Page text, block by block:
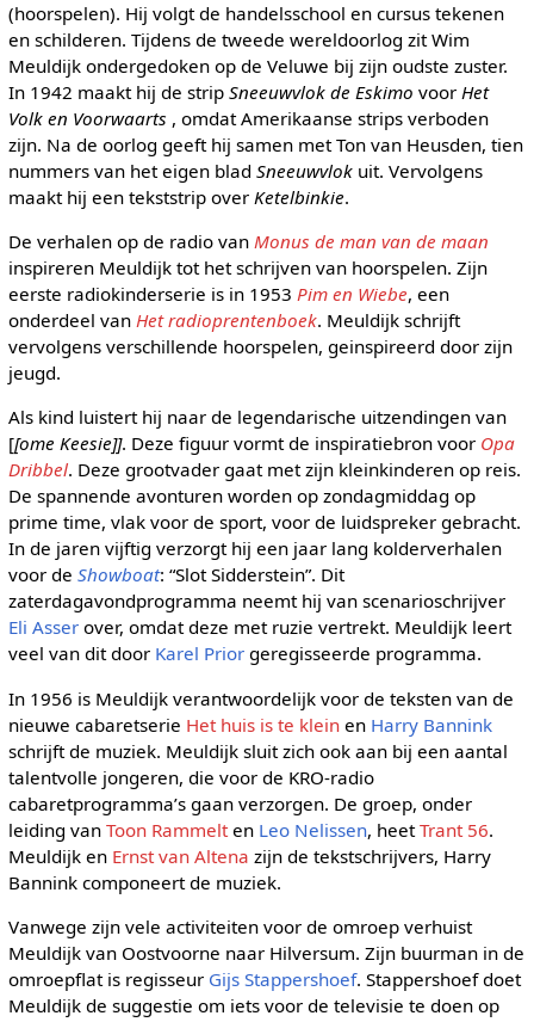
(hoorspelen). Hij volgt de handelsschool en cursus tekenen
en schilderen. Tijdens de tweede wereldoorlog zit Wim
Meuldijk ondergedoken op de Veluwe bij zijn oudste zuster.
In 1942 maakt hij de strip Sneeuwvlok de Eskimo voor Het
Volk en Voorwaarts , omdat Amerikaanse strips verboden
zijn. Na de oorlog geeft hij samen met Ton van Heusden, tien
nummers van het eigen blad Sneeuwvlokuit. Vervolgens
maakt hij een tekststrip over Ketelbinkie.
De verhalen op de radio van Monus de man van de maan
inspireren Meuldijk tot het schrijven van hoorspelen. Zijn
eerste radiokinderserie is in 1953 Pim en Wiebe, een
onderdeel van Het radioprentenboek. Meuldijk schrijft
vervolgens verschillende hoorspelen, geinspireerd door zijn
jeugd.
Als kind luistert hij naar de legendarische uitzendingen van
[[ome Keesie]]. Deze figuur vormt de inspiratiebron voor Opa
Dribbel. Deze grootvader gaat met zijn kleinkinderen op reis.
De spannende avonturen worden op zondagmiddag op
prime time, vlak voor de sport, voor de luidspreker gebracht.
In de jaren vijftig verzorgt hij een jaar lang kolderverhalen
voor de Showboat: “Slot Sidderstein”. Dit
zaterdagavondprogramma neemt hij van scenarioschrijver
Eli Asserover, omdat deze met ruzie vertrekt. Meuldijk leert
veel van dit door Karel Priorgeregisseerde programma.
In 1956 is Meuldijk verantwoordelijk voor de teksten van de
nieuwe cabaretserie Het huis is te kleinen Harry Bannink
schrijft de muziek. Meuldijk sluit zich ook aan bij een aantal
talentvolle jongeren, die voor de KRO-radio
cabaretprogramma’s gaan verzorgen. De groep, onder
leiding van Toon Rammelten Leo Nelissen, heetTrant 56.
Meuldijk en Ernst van Altena zijn de tekstschrijvers, Harry
Bannink componeert de muziek.
Vanwege zijn vele activiteiten voor de omroep verhuist
Meuldijk van Oostvoorne naar Hilversum. Zijn buurman in de
omroepflat is regisseur Gijs Stappershoef. Stappershoef doet
Meuldijk de suggestie om iets voor de televisie te doen op